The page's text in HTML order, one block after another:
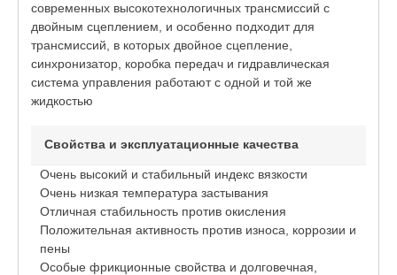
современных высокотехнологичных трансмиссий с
двойным сцеплением, и особенно подходит для
трансмиссий, в которых двойное сцепление,
синхронизатор, коробка передач и гидравлическая
система управления работают с одной и той же
жидкостью
Свойства и эксплуатационные качества
Очень высокий и стабильный индекс вязкости
Очень низкая температура застывания
Отличная стабильность против окисления
Положительная активность против износа, коррозии и
пены
Особые фрикционные свойства и долговечная,